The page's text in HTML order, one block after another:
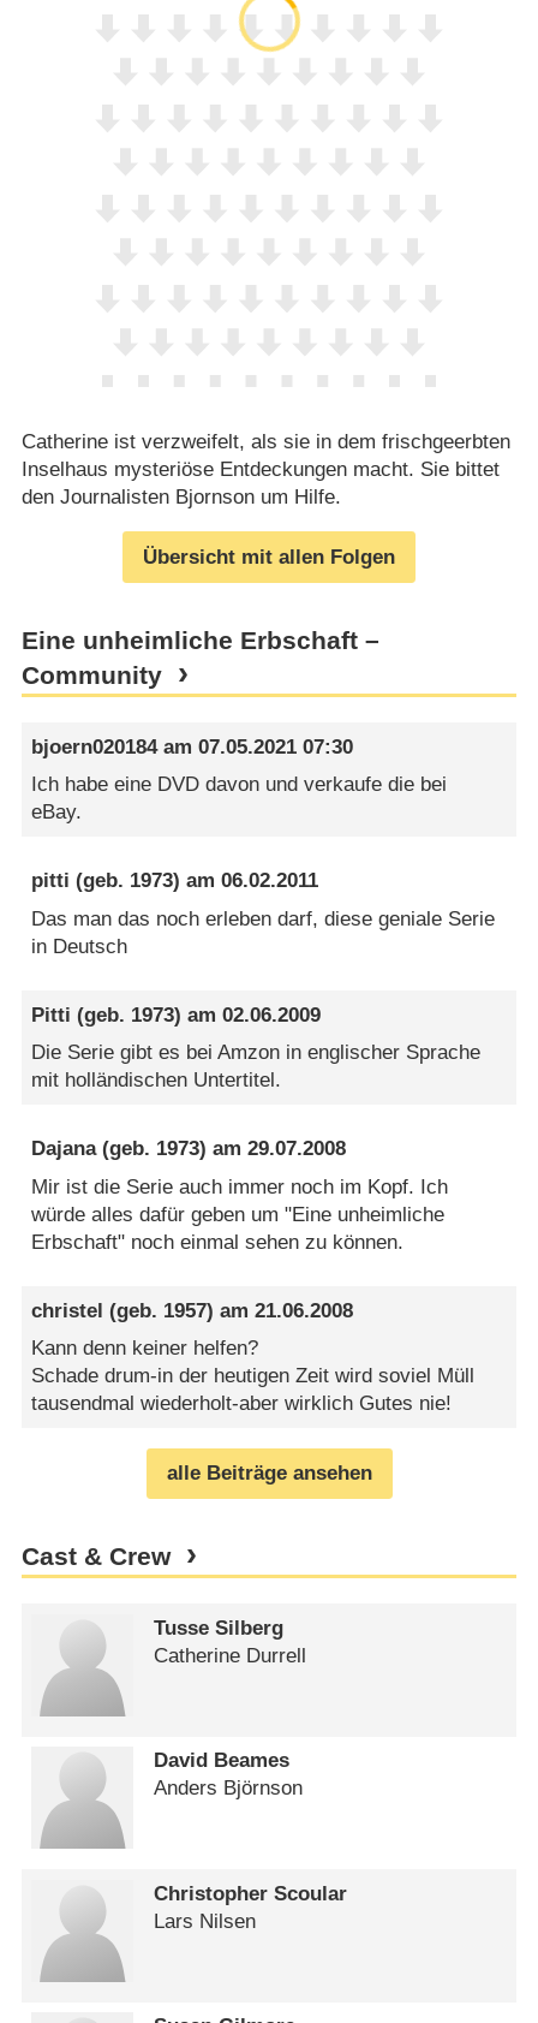
Catherine ist verzweifelt, als sie in dem frischgeerbten
Inselhaus mysteriöse Entdeckungen macht. Sie bittet
den Journalisten Bjornson um Hilfe.
Übersicht mit allen Folgen
Eine unheimliche Erbschaft –
Community
bjoern020184am07.05.2021 07:30
Ich habe eine DVD davon und verkaufe die bei
eBay.
pitti (geb. 1973) am06.02.2011
Das man das noch erleben darf, diese geniale Serie
in Deutsch
Pitti (geb. 1973) am02.06.2009
Die Serie gibt es bei Amzon in englischer Sprache
mit holländischen Untertitel.
Dajana(geb. 1973) am29.07.2008
Mir ist die Serie auch immer noch im Kopf. Ich
würde alles dafür geben um "Eine unheimliche
Erbschaft" noch einmal sehen zu können.
christel (geb. 1957) am21.06.2008
Kann denn keiner helfen?
Schade drum-in der heutigen Zeit wird soviel Müll
tausendmal wiederholt-aber wirklich Gutes nie!
alle Beiträge ansehen
Cast & Crew
Tusse Silberg
Catherine Durrell
David Beames
Anders Björnson
Christopher Scoular
Lars Nilsen